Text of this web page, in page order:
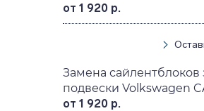
от 1 920 р.
Замена сайлентблоков
подвески Volkswagen
от 1 920 р.